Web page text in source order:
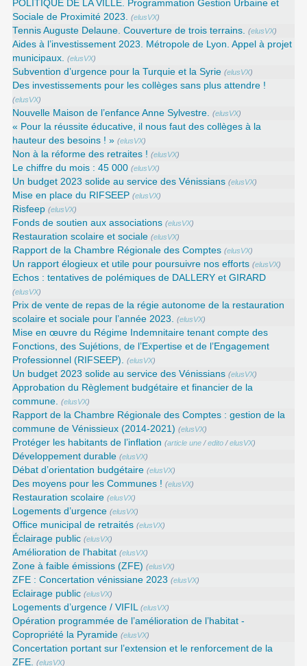
POLITIQUE DE LA VILLE. Programmation Gestion Urbaine et
Sociale de Proximité 2023. (elusVX)
Tennis Auguste Delaune. Couverture de trois terrains. (elusVX)
Aides à l’investissement 2023. Métropole de Lyon. Appel à projet
municipaux. (elusVX)
Subvention d’urgence pour la Turquie et la Syrie (elusVX)
Des investissements pour les collèges sans plus attendre !
(elusVX)
Nouvelle Maison de l’enfance Anne Sylvestre. (elusVX)
« Pour la réussite éducative, il nous faut des collèges à la
hauteur des besoins ! » (elusVX)
Non à la réforme des retraites ! (elusVX)
Le chiffre du mois : 45 000 (elusVX)
Un budget 2023 solide au service des Vénissians (elusVX)
Mise en place du RIFSEEP (elusVX)
Risfeep (elusVX)
Fonds de soutien aux associations (elusVX)
Restauration scolaire et sociale (elusVX)
Rapport de la Chambre Régionale des Comptes (elusVX)
Un rapport élogieux et utile pour poursuivre nos efforts (elusVX)
Echos : tentatives de polémiques de DALLERY et GIRARD
(elusVX)
Prix de vente de repas de la régie autonome de la restauration
scolaire et sociale pour l’année 2023. (elusVX)
Mise en œuvre du Régime Indemnitaire tenant compte des
Fonctions, des Sujétions, de l’Expertise et de l’Engagement
Professionnel (RIFSEEP). (elusVX)
Un budget 2023 solide au service des Vénissians (elusVX)
Approbation du Règlement budgétaire et financier de la
commune. (elusVX)
Rapport de la Chambre Régionale des Comptes : gestion de la
commune de Vénissieux (2014-2021) (elusVX)
Protéger les habitants de l’inflation (article une /edito /elusVX)
Développement durable (elusVX)
Débat d’orientation budgétaire (elusVX)
Des moyens pour les Communes ! (elusVX)
Restauration scolaire (elusVX)
Logements d’urgence (elusVX)
Office municipal de retraités (elusVX)
Éclairage public (elusVX)
Amélioration de l’habitat (elusVX)
Zone à faible émissions (ZFE) (elusVX)
ZFE : Concertation vénissiane 2023 (elusVX)
Eclairage public (elusVX)
Logements d’urgence / VIFIL (elusVX)
Opération programmée de l’amélioration de l’habitat -
Copropriété la Pyramide (elusVX)
Concertation portant sur l’extension et le renforcement de la
ZFE. (elusVX)